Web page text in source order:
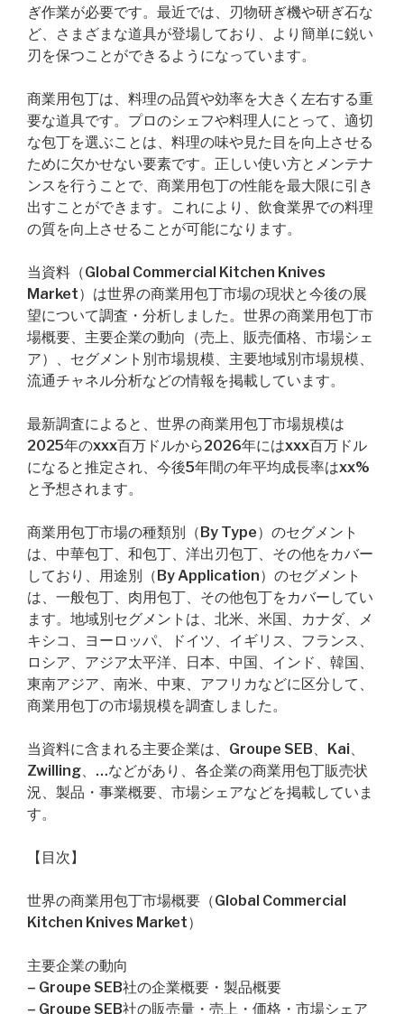
ぎ作業が必要です。最近では、刃物研ぎ機や研ぎ石な
ど、さまざまな道具が登場しており、より簡単に鋭い
刃を保つことができるようになっています。
商業用包丁は、料理の品質や効率を大きく左右する重
要な道具です。プロのシェフや料理人にとって、適切
な包丁を選ぶことは、料理の味や見た目を向上させる
ために欠かせない要素です。正しい使い方とメンテナ
ンスを行うことで、商業用包丁の性能を最大限に引き
出すことができます。これにより、飲食業界での料理
の質を向上させることが可能になります。
当資料（Global Commercial Kitchen Knives
Market）は世界の商業用包丁市場の現状と今後の展
望について調査・分析しました。世界の商業用包丁市
場概要、主要企業の動向（売上、販売価格、市場シェ
ア）、セグメント別市場規模、主要地域別市場規模、
流通チャネル分析などの情報を掲載しています。
最新調査によると、世界の商業用包丁市場規模は
2025年のxxx百万ドルから2026年にはxxx百万ドル
になると推定され、今後5年間の年平均成長率はxx%
と予想されます。
商業用包丁市場の種類別（By Type）のセグメント
は、中華包丁、和包丁、洋出刃包丁、その他をカバー
しており、用途別（By Application）のセグメント
は、一般包丁、肉用包丁、その他包丁をカバーしてい
ます。地域別セグメントは、北米、米国、カナダ、メ
キシコ、ヨーロッパ、ドイツ、イギリス、フランス、
ロシア、アジア太平洋、日本、中国、インド、韓国、
東南アジア、南米、中東、アフリカなどに区分して、
商業用包丁の市場規模を調査しました。
当資料に含まれる主要企業は、Groupe SEB、Kai、
Zwilling、…などがあり、各企業の商業用包丁販売状
況、製品・事業概要、市場シェアなどを掲載していま
す。
【目次】
世界の商業用包丁市場概要（Global Commercial
Kitchen Knives Market）
主要企業の動向
– Groupe SEB社の企業概要・製品概要
– Groupe SEB社の販売量・売上・価格・市場シェア